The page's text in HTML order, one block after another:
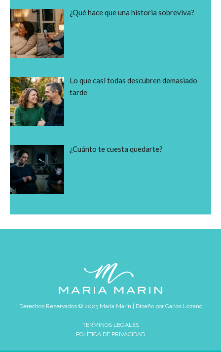
¿Qué hace que una historia sobreviva?
Lo que casi todas descubren demasiado
tarde
¿Cuánto te cuesta quedarte?
Derechos Reservados © 2023 María Marín | Diseño porCarlos Lozano
TÉRMINOS LEGALES
POLÍTICA DE PRIVACIDAD